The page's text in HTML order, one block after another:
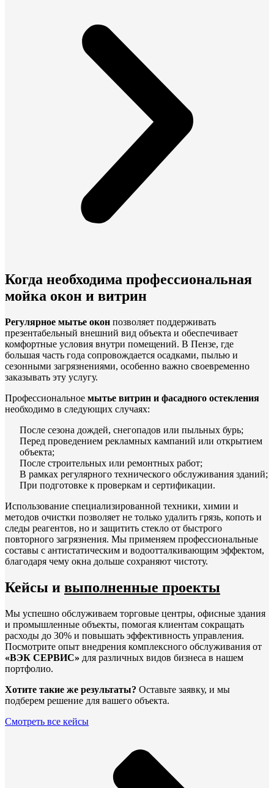
Когда необходима профессиональная
мойка окон и витрин
Регулярное мытье окон позволяет поддерживать
презентабельный внешний вид объекта и обеспечивает
комфортные условия внутри помещений. В Пензе, где
большая часть года сопровождается осадками, пылью и
сезонными загрязнениями, особенно важно своевременно
заказывать эту услугу.
Профессиональное мытье витрин и фасадного остекления
необходимо в следующих случаях:
После сезона дождей, снегопадов или пыльных бурь;
Перед проведением рекламных кампаний или открытием
объекта;
После строительных или ремонтных работ;
В рамках регулярного технического обслуживания зданий;
При подготовке к проверкам и сертификации.
Использование специализированной техники, химии и
методов очистки позволяет не только удалить грязь, копоть и
следы реагентов, но и защитить стекло от быстрого
повторного загрязнения. Мы применяем профессиональные
составы с антистатическим и водоотталкивающим эффектом,
благодаря чему окна дольше сохраняют чистоту.
Кейсы и выполненные проекты
Мы успешно обслуживаем торговые центры, офисные здания
и промышленные объекты, помогая клиентам сокращать
расходы до 30% и повышать эффективность управления.
Посмотрите опыт внедрения комплексного обслуживания от
«ВЭК СЕРВИС» для различных видов бизнеса в нашем
портфолио.
Хотите такие же результаты? Оставьте заявку, и мы
подберем решение для вашего объекта.
Смотреть все кейсы